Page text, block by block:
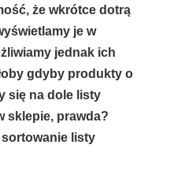
że wkrótce dotrą
je w
jednak ich
gdyby produkty o
się na dole listy
sklepie, prawda?
sortowanie listy